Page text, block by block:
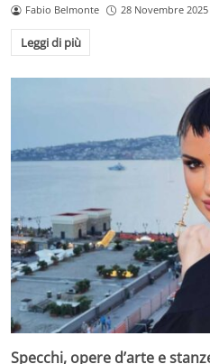
Fabio Belmonte 28 Novembre 2025
Leggi di più
Specchi, opere d’arte e